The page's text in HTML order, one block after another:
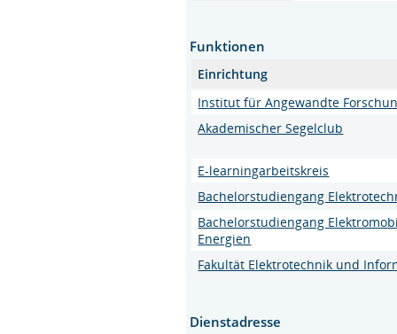
Funktionen
Einrichtung
Institut für Angewandte
Akademischer Segelclub
E-learningarbeitskreis
Bachelorstudiengang
Bachelorstudiengang
Energien
Fakultät Elektrotechnik und
Dienstadresse